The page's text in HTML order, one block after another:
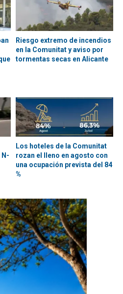
Riesgo extremo de incendios
en la Comunitat y aviso por
tormentas secas en Alicante
N-
Los hoteles de la Comunitat
rozan el lleno en agosto con
una ocupación prevista del 84
%